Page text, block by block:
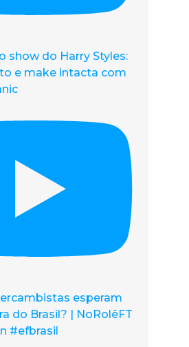
show do Harry Styles:
e make intacta com
esperam
do Brasil? | NoRolêFT
#efbrasil